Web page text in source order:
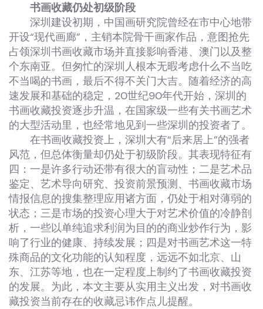
书画收藏仍处初级阶段
深圳建设初期，中国画研究院曾经在市中心地带
开设“现代画廊”，主销本院骨干画家作品，意图抢先
占领深圳书画收藏市场并直接影响香港、澳门以及整
个东南亚。但匆忙的深圳人根本无暇考虑什么不当吃
不当喝的书画，最后不得不关门大吉。随着经济的高
速发展和基础的稳定，20世纪90年代开始，深圳的
书画收藏投资逐步升温，在国家级一些有关书画艺术
的大型活动里，也经常地见到一些深圳的投资者了。
在书画收藏投资上，深圳大有“后来居上”的强者
风范，但总体衡量却仍处于初级阶段。其表现特征有
四：一是许多行动还带有很大的盲动性；二是艺术品
鉴定、艺术导向研究、投资前景预测、书画收藏市场
情报信息的搜集整理应用诸方面，仍处于相对薄弱的
状态；三是市场的投资心理大于对艺术价值的冷静剖
析，一些以单纯追求利润为目的的商业炒作行为，影
响了行业的健康、持续发展；四是对书画艺术这一特
殊商品的文化功能的认知程度，远远不如北京、山
东、江苏等地，也在一定程度上制约了书画收藏投资
的发展。为此，本文主要从实用主义出发，对书画收
藏投资当前存在的收藏忌讳作点儿提醒。